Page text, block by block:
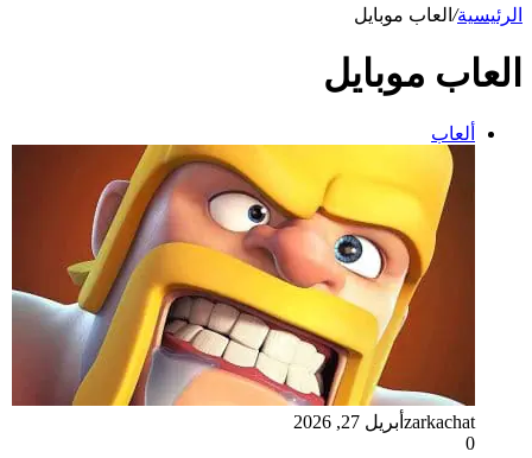
الرئيسية/ العاب موبايل
العاب موبايل
ألعاب
zarkachat أبريل 27, 2026
0